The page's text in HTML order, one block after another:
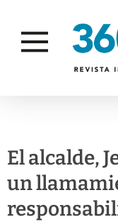
El alcalde,
un